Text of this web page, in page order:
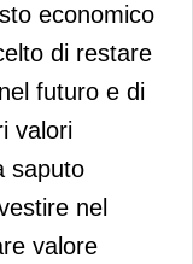
economico
di restare
futuro e di
valori
saputo
nel
valore